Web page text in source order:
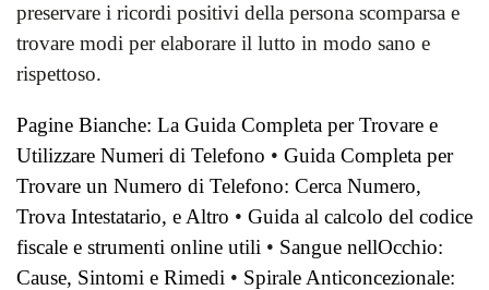
preservare i ricordi positivi della persona scomparsa e
trovare modi per elaborare il lutto in modo sano e
rispettoso.
Pagine Bianche: La Guida Completa per Trovare e
Utilizzare Numeri di Telefono • Guida Completa per
Trovare un Numero di Telefono: Cerca Numero,
Trova Intestatario, e Altro • Guida al calcolo del codice
fiscale e strumenti online utili • Sangue nellOcchio:
Cause, Sintomi e Rimedi • Spirale Anticoncezionale: